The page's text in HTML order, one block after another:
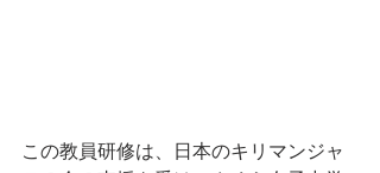
この教員研修は、日本のキリマンジャ